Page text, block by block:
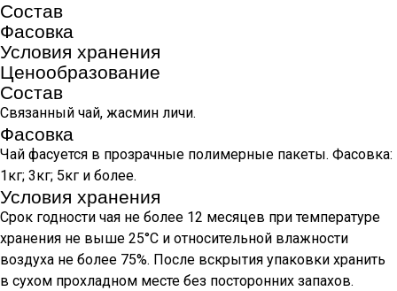
Состав
Фасовка
Условия хранения
Ценообразование
Состав
Связанный чай, жасмин личи.
Фасовка
Чай фасуется в прозрачные полимерные пакеты. Фасовка:
1кг; 3кг; 5кг и более.
Условия хранения
Срок годности чая не более 12 месяцев при температуре
хранения не выше 25°С и относительной влажности
воздуха не более 75%. После вскрытия упаковки хранить
в сухом прохладном месте без посторонних запахов.